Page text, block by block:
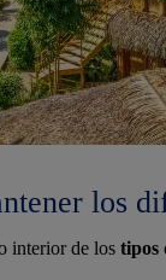
los
interior de lostipos